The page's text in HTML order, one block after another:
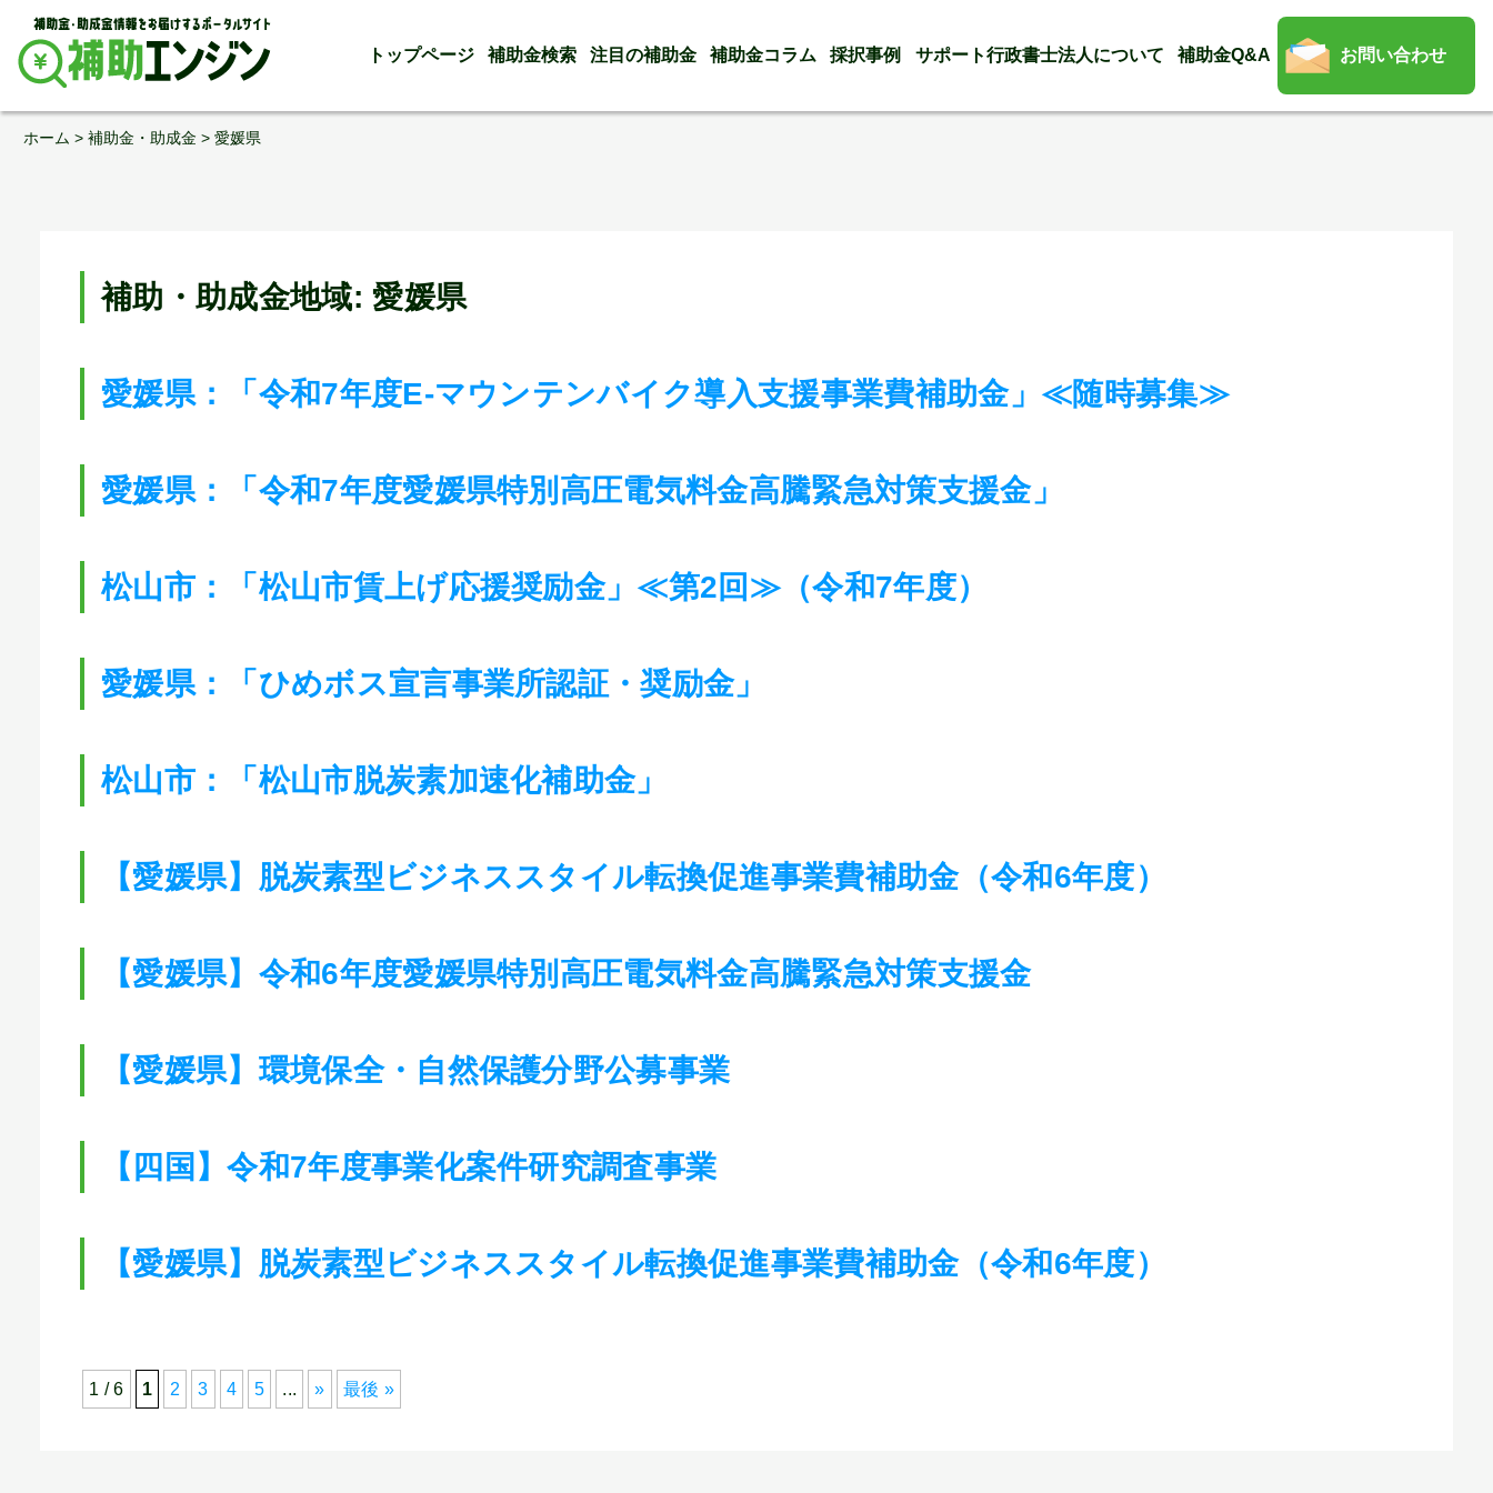
Skip
トップページ 補助金検索 注目の補助金 補助金コラム 採択事例 サポート行政書士法人について 補助金Q&A お問い合わせ
ホーム > 補助金・助成金 > 愛媛県
補助・助成金地域:愛媛県
愛媛県：「令和7年度E-マウンテンバイク導入支援事業費補助金」≪随時募集≫
愛媛県：「令和7年度愛媛県特別高圧電気料金高騰緊急対策支援金」
松山市：「松山市賃上げ応援奨励金」≪第2回≫（令和7年度）
愛媛県：「ひめボス宣言事業所認証・奨励金」
松山市：「松山市脱炭素加速化補助金」
【愛媛県】脱炭素型ビジネススタイル転換促進事業費補助金（令和6年度）
【愛媛県】令和6年度愛媛県特別高圧電気料金高騰緊急対策支援金
【愛媛県】環境保全・自然保護分野公募事業
【四国】令和7年度事業化案件研究調査事業
【愛媛県】脱炭素型ビジネススタイル転換促進事業費補助金（令和6年度）
1 / 6 1 2 3 4 5 ... » 最後 »